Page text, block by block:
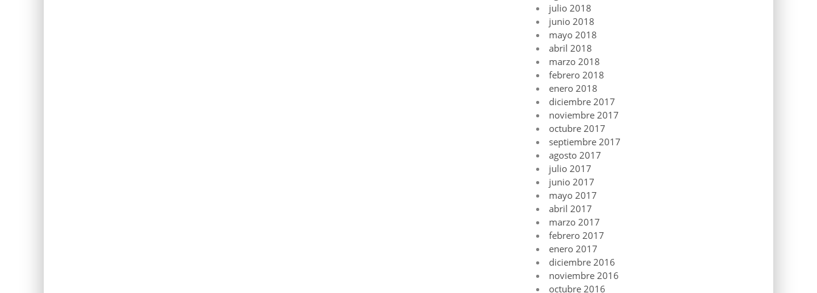
julio 2018
junio 2018
mayo 2018
abril 2018
marzo 2018
febrero 2018
enero 2018
diciembre 2017
noviembre 2017
octubre 2017
septiembre 2017
agosto 2017
julio 2017
junio 2017
mayo 2017
abril 2017
marzo 2017
febrero 2017
enero 2017
diciembre 2016
noviembre 2016
octubre 2016